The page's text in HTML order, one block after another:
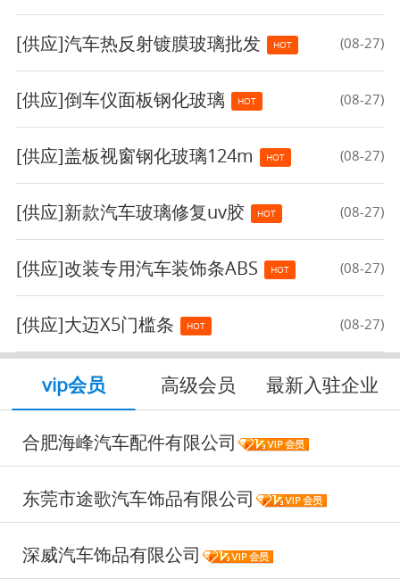
[供应]汽车热反射镀膜玻璃批发 HOT (08-27)
[供应]倒车仪面板钢化玻璃 HOT (08-27)
[供应]盖板视窗钢化玻璃124m HOT (08-27)
[供应]新款汽车玻璃修复uv胶 HOT (08-27)
[供应]改装专用汽车装饰条ABS HOT (08-27)
[供应]大迈X5门槛条 HOT (08-27)
vip会员 高级会员 最新入驻企业
合肥海峰汽车配件有限公司
东莞市途歌汽车饰品有限公司
深威汽车饰品有限公司